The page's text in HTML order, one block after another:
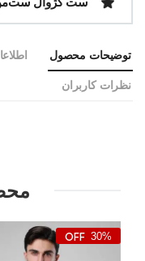
توضیحات محصول
نظرات کاربران
30%